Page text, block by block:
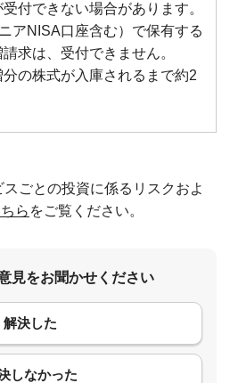
付できない場合があります。
アNISA口座含む）で保有する
求は、受付できません。
の株式が入庫されるまで約2
ごとの投資に係るリスクおよ
ら をご覧ください。
見をお聞かせください
解決した
しなかった
コメント